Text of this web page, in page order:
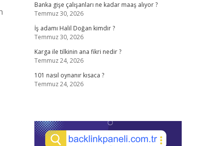
Banka gişe çalışanları ne kadar maaş alıyor ?
Temmuz 30, 2026
İş adamı Halil Doğan kimdir ?
Temmuz 30, 2026
Karga ile tilkinin ana fikri nedir ?
Temmuz 24, 2026
101 nasıl oynanır kısaca ?
Temmuz 24, 2026